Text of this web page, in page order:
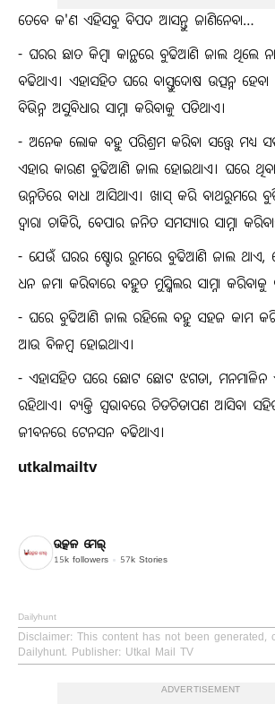
ତେବେ କ'ଣ ଏହିସବୁ ବିପଦ ଆସନ୍ତୁ ଜାଣିନେବା…
- ଘରର ଛାତ କିମ୍ବା କାନ୍ଥରେ ବୁଢିଆଣି ଜାଲ ଥିଲେ
ବଢିଥାଏ। ଏହାସହିତ ଘରେ ବାସ୍ତୁଦୋଷ ଉତ୍ପନ୍ନ
ବିଭିନ୍ନ ଅସୁବିଧାର ସାମ୍ନା କରିବାକୁ ପଡିଥାଏ।
- ଅନେକ ଲୋକ ବହୁ ପରିଶ୍ରମ କରିବା ସତ୍ତ୍ବେ ମଧ୍ୟ
ଏହାର କାରଣ ବୁଢିଆଣି ଜାଲ ହୋଇଥାଏ। ଘରେ
ଉନ୍ନତିରେ ବାଧା ଆସିଥାଏ। ଖାସ୍ କରି ବାଥରୁମରେ
ଦ୍ବାରା ଚାକିରି, ବେପାର ଜନିତ ସମସ୍ଯାର ସାମ୍ନା
- ଯେଉଁ ଘରର ଷ୍ଟୋର ରୁମରେ ବୁଢିଆଣି ଜାଲ ଥାଏ,
ଧନ ଜମା କରିବାରେ ବହୁତ ମୁସ୍କିଲର ସାମ୍ନା କରିବାକୁ
- ଘରେ ବୁଢିଆଣି ଜାଲ ରହିଲେ ବହୁ ସହଜ କାମ
ଆଉ ବିଳମ୍ବ ହୋଇଥାଏ।
- ଏହାସହିତ ଘରେ ଛୋଟ ଛୋଟ ଝଗଡା, ମନମାଳିନ
ରହିଥାଏ। ବ୍ଯକ୍ତି ସ୍ବଭାବରେ ଚିଡଚିଡାପଣ ଆସିବା
ଜୀବନରେ ଟେନସନ ବଢିଥାଏ।
utkalmailtv
ଉତ୍କଳ ମେଲ୍
15k followers 57k Stories
Dailyhunt
Disclaimer: This content has not been generated,
Dailyhunt. Publisher: Utkal Mail TV
ADVERTISEMENT